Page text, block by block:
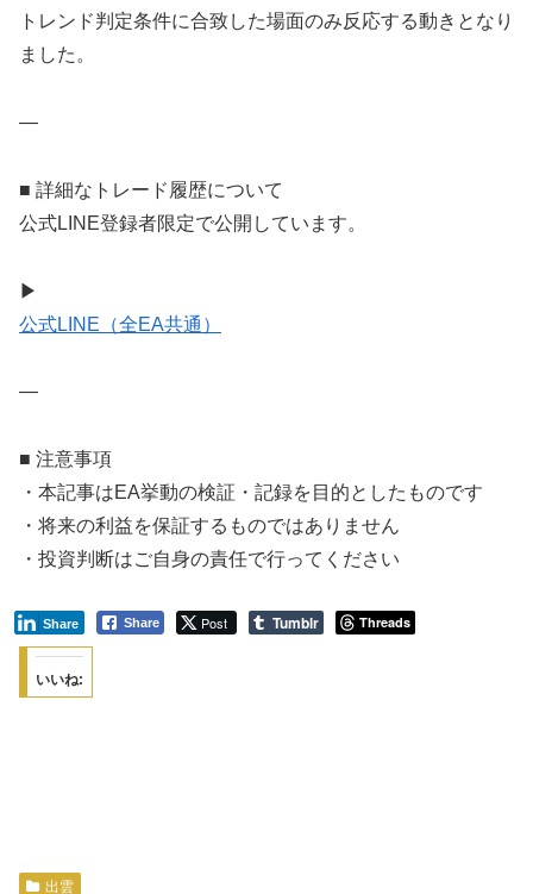
トレンド判定条件に合致した場面のみ反応する動きとなり
ました。
—
■ 詳細なトレード履歴について
公式LINE登録者限定で公開しています。
▶
公式LINE（全EA共通）
—
■ 注意事項
・本記事はEA挙動の検証・記録を目的としたものです
・将来の利益を保証するものではありません
・投資判断はご自身の責任で行ってください
Share Post
Share Tumblr Threads
いいね:
出雲